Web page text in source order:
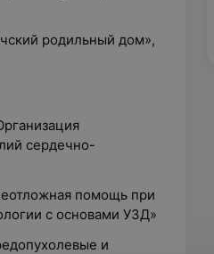
родильный дом»,
сердечно-
помощь при
с основами УЗД»
и